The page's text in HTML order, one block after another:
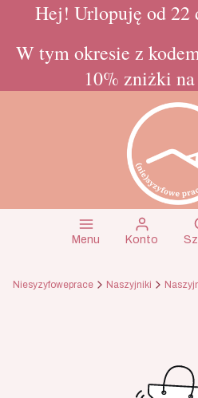
Hej! Urlopuję od 22
W tym okresie z
10% zniżki
Menu Konto
Niesyzyfoweprace Naszyjniki